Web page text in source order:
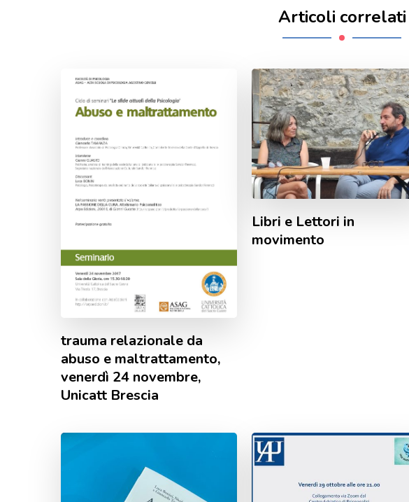
Articoli correlati
trauma relazionale da
abuso e maltrattamento,
venerdì 24 novembre,
Unicatt Brescia
Libri e Lettori in
movimento